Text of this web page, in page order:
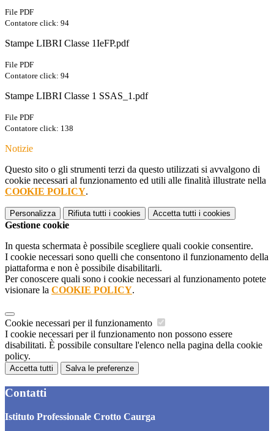
File PDF
Contatore click: 94
Stampe LIBRI Classe 1IeFP.pdf
File PDF
Contatore click: 94
Stampe LIBRI Classe 1 SSAS_1.pdf
File PDF
Contatore click: 138
Notizie
Questo sito o gli strumenti terzi da questo utilizzati si avvalgono di
cookie necessari al funzionamento ed utili alle finalità illustrate nella
COOKIE POLICY.
Personalizza Rifiuta tutti i cookies Accetta tutti i cookies
Gestione cookie
In questa schermata è possibile scegliere quali cookie consentire.
I cookie necessari sono quelli che consentono il funzionamento della
piattaforma e non è possibile disabilitarli.
Per conoscere quali sono i cookie necessari al funzionamento potete
visionare la COOKIE POLICY.
Cookie necessari per il funzionamento
I cookie necessari per il funzionamento non possono essere
disabilitati. È possibile consultare l'elenco nella pagina della cookie
policy.
Accetta tutti Salva le preferenze
Contatti
Istituto Professionale Crotto Caurga